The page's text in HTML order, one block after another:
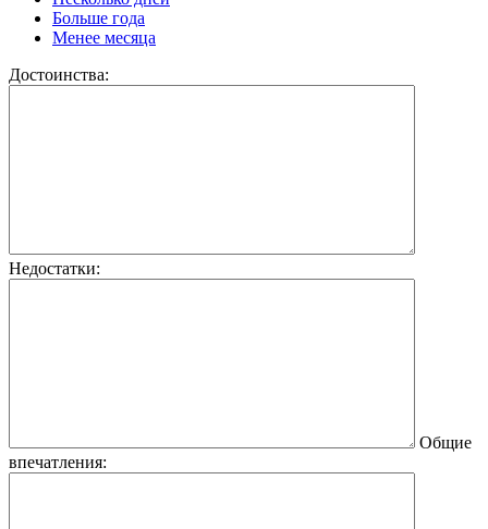
Больше года
Менее месяца
Достоинства:
Недостатки:
Общие
впечатления: